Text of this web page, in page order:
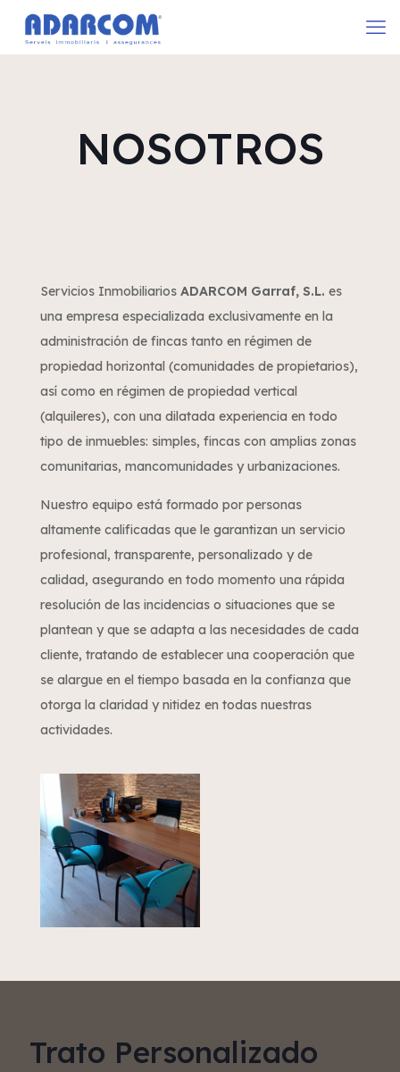
NOSOTROS
Servicios Inmobiliarios ADARCOM Garraf, S.L. es
una empresa especializada exclusivamente en la
administración de fincas tanto en régimen de
propiedad horizontal (comunidades de propietarios),
así como en régimen de propiedad vertical
(alquileres), con una dilatada experiencia en todo
tipo de inmuebles: simples, fincas con amplias zonas
comunitarias, mancomunidades y urbanizaciones.
Nuestro equipo está formado por personas
altamente calificadas que le garantizan un servicio
profesional, transparente, personalizado y de
calidad, asegurando en todo momento una rápida
resolución de las incidencias o situaciones que se
plantean y que se adapta a las necesidades de cada
cliente, tratando de establecer una cooperación que
se alargue en el tiempo basada en la confianza que
otorga la claridad y nitidez en todas nuestras
actividades.
Trato Personalizado